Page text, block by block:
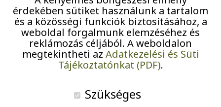
Vallási
érdekében sütiket használunk a tartalom
és a közösségi funkciók biztosításához, a
weboldal forgalmunk elemzéséhez és
reklámozás céljából. A weboldalon
megtekintheti az Adatkezelési és Süti
Tájékoztatónkat (PDF).
Szükséges
Pályázatok
Járványügyi intézkedések